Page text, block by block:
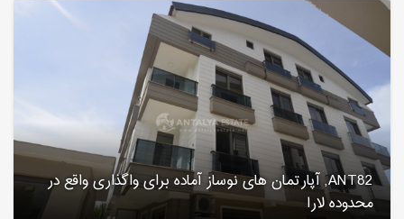
ANT82, آپارتمان های نوساز آماده برای واگذاری واقع در
محدوده لارا